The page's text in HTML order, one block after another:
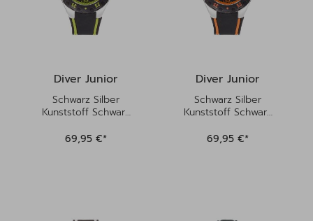
Diver Junior
Schwarz Silber
Kunststoff Schwarz
69,95 €*
Diver Junior
Schwarz Silber
Kunststoff Schwarz
Kinderuhren
69,95 €*